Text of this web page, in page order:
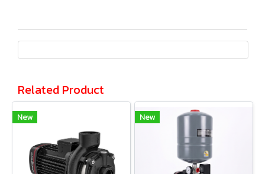
Related Product
New New